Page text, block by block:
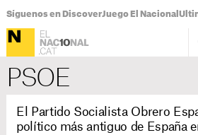
Síguenos en DiscoverJuego El Nacional
PSOE
El Partido Socialista Obrero
político más antiguo de España